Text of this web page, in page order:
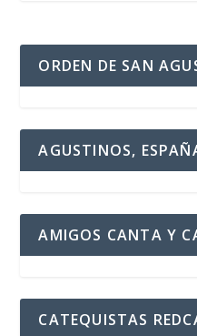
ORDEN DE SAN
AGUSTINOS,
AMIGOS CANTA Y
CATEQUISTAS